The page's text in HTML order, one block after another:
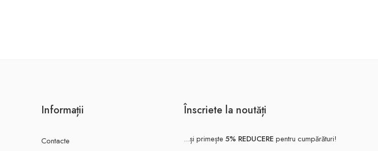
Informații
Contacte
Înscriete la noutăți
...și primește 5% REDUCERE pentru cumpărături!